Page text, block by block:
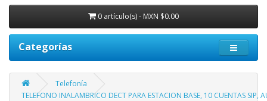
0 artículo(s) - MXN $0.00
Categorías
Telefonía
TELEFONO INALAMBRICO DECT PARA ESTACION BASE, 10 CUENTAS